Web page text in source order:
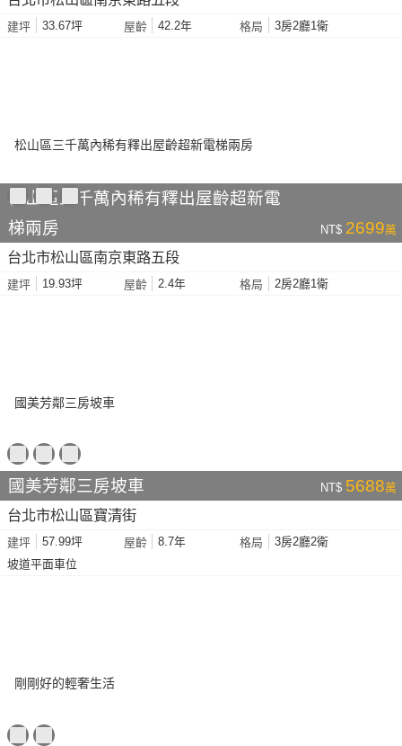
建坪 33.67坪 屋齡 42.2年 格局 3房2廳1衛
松山區三千萬內稀有釋出屋齡超新電
梯兩房
NT$ 2699萬
台北市松山區南京東路五段
建坪 19.93坪 屋齡 2.4年 格局 2房2廳1衛
國美芳鄰三房坡車 NT$ 5688萬
台北市松山區寶清街
建坪 57.99坪 屋齡 8.7年 格局
3房2廳2衛
坡道平面車位